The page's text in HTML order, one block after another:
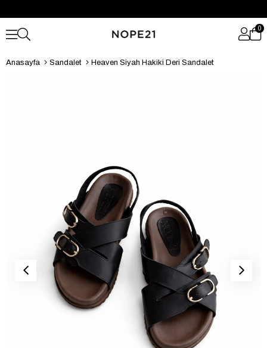
0
Anasayfa Sandalet Heaven Siyah Hakiki Deri Sandalet